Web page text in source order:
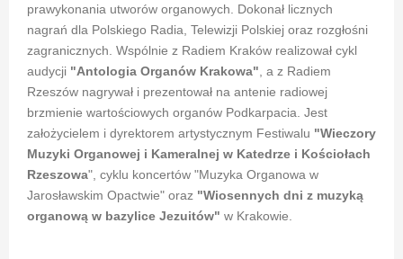
prawykonania utworów organowych. Dokonał licznych
nagrań dla Polskiego Radia, Telewizji Polskiej oraz rozgłośni
zagranicznych. Wspólnie z Radiem Kraków realizował cykl
audycji "Antologia Organów Krakowa" , a z Radiem
Rzeszów nagrywał i prezentował na antenie radiowej
brzmienie wartościowych organów Podkarpacia. Jest
założycielem i dyrektorem artystycznym Festiwalu "Wieczory
Muzyki Organowej i Kameralnej w Katedrze i Kościołach
Rzeszowa", cyklu koncertów "Muzyka Organowa w
Jarosławskim Opactwie" oraz "Wiosennych dni z muzyką
organową w bazylice Jezuitów" w Krakowie.